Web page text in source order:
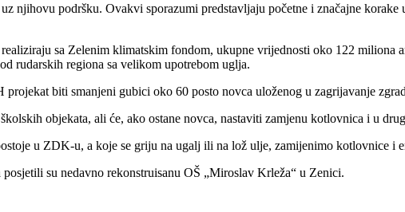
njihovu podršku. Ovakvi sporazumi predstavljaju početne i značajne
sa Zelenim klimatskim fondom, ukupne vrijednosti oko 122 miliona
rudarskih regiona sa velikom upotrebom uglja.
biti smanjeni gubici oko 60 posto novca uloženog u zagrijavanje
objekata, ali će, ako ostane novca, nastaviti zamjenu kotlovnica i u
u ZDK-u, a koje se griju na ugalj ili na lož ulje, zamijenimo kotlovnice i
su nedavno rekonstruisanu OŠ „Miroslav Krleža“ u Zenici.